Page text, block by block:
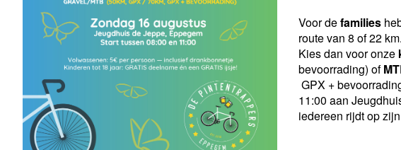
Voor defamilies
route van 8 of 22
Kies dan voor onze
bevoorrading) of
GPX +
11:00 aan
iedereen rijdt op